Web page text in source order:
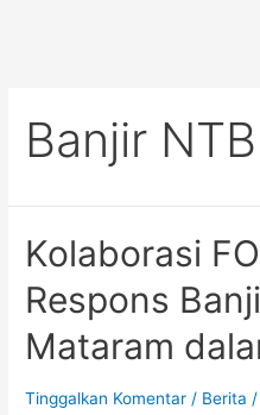
Banjir NTB
Kolaborasi
Respons
Mataram
Tinggalkan Komentar / Berita